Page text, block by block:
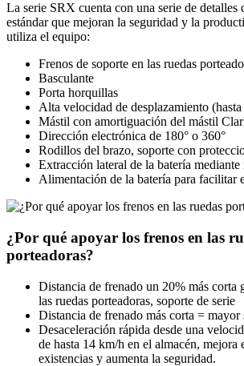
La serie SRX cuenta con una serie de detalles
estándar que mejoran la seguridad y la
utiliza el equipo:
Frenos de soporte en las ruedas
Basculante
Porta horquillas
Alta velocidad de desplazamiento
Mástil con amortiguación del mástil
Dirección electrónica de 180° o 360°
Rodillos del brazo, soporte con
Extracción lateral de la batería
Alimentación de la batería para facilitar
¿Por qué apoyar los frenos en las
porteadoras?
Distancia de frenado un 20% más corta
las ruedas porteadoras, soporte de serie
Distancia de frenado más corta = mayor
Desaceleración rápida desde una
de hasta 14 km/h en el almacén, mejora
existencias y aumenta la seguridad.